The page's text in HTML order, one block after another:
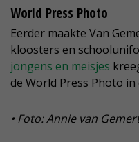
World Press Photo
Eerder maakte Van
kloosters en
jongens en meisjes
de World Press Photo
• Foto: Annie van